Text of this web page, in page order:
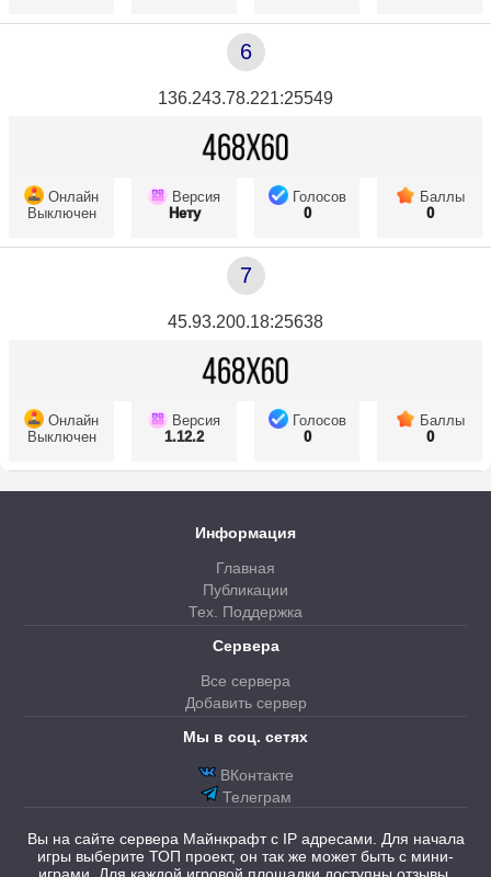
6
136.243.78.221:25549
Онлайн
Выключен
Версия
Нету
Голосов
0
Баллы
0
7
45.93.200.18:25638
Онлайн
Выключен
Версия
1.12.2
Голосов
0
Баллы
0
Информация
Главная
Публикации
Тех. Поддержка
Сервера
Все сервера
Добавить сервер
Мы в соц. сетях
ВКонтакте
Телеграм
Вы на сайте сервера Майнкрафт с IP адресами. Для начала
игры выберите ТОП проект, он так же может быть с мини-